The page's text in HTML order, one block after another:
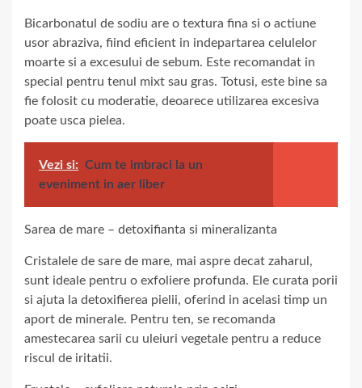
Bicarbonatul de sodiu are o textura fina si o actiune
usor abraziva, fiind eficient in indepartarea celulelor
moarte si a excesului de sebum. Este recomandat in
special pentru tenul mixt sau gras. Totusi, este bine sa
fie folosit cu moderatie, deoarece utilizarea excesiva
poate usca pielea.
Vezi si: Cum te imbraci la un
eveniment in aer liber
Sarea de mare – detoxifianta si mineralizanta
Cristalele de sare de mare, mai aspre decat zaharul,
sunt ideale pentru o exfoliere profunda. Ele curata porii
si ajuta la detoxifierea pielii, oferind in acelasi timp un
aport de minerale. Pentru ten, se recomanda
amestecarea sarii cu uleiuri vegetale pentru a reduce
riscul de iritatii.